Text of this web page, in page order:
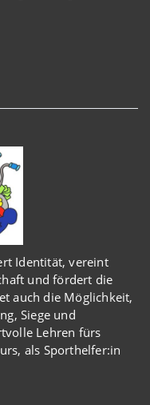
Identität, vereint
und fördert die
auch die Möglichkeit,
Siege und
Lehren fürs
als Sporthelfer:in